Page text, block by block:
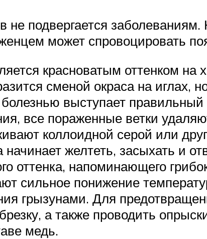
подвергается
может спровоцировать
красноватым оттенком на
сменой окраса на иглах,
выступает правильный
все пораженные ветки
коллоидной серой или
желтеть, засыхать и
оттенка, напоминающего
сильное понижение
грызунами. Для
а также проводить
медь.